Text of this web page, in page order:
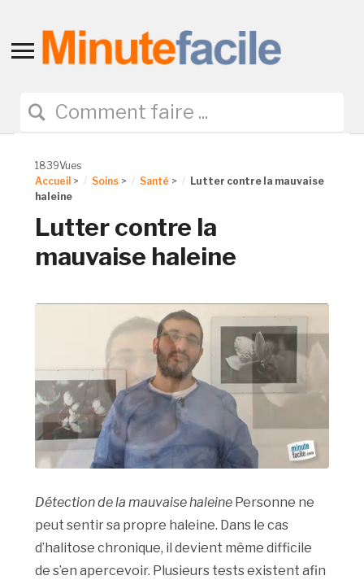
Toggle
navigation
1839Vues
Accueil > Soins > Santé >
Lutter contre la mauvaise
haleine
Lutter contre la
mauvaise haleine
Détection de la mauvaise haleine Personne ne
peut sentir sa propre haleine. Dans le cas
d’halitose chronique, il devient même difficile
de s’en apercevoir. Plusieurs tests existent afin